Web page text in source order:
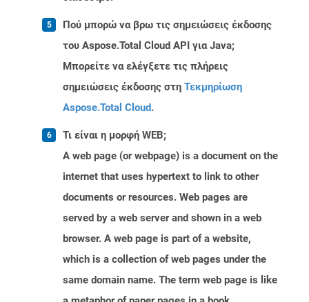
Πού μπορώ να βρω τις σημειώσεις έκδοσης
του Aspose.Total Cloud API για Java;
Μπορείτε να ελέγξετε τις πλήρεις
σημειώσεις έκδοσης στη Τεκμηρίωση
Aspose.Total Cloud.
Τι είναι η μορφή WEB;
A web page (or webpage) is a document on the
internet that uses hypertext to link to other
documents or resources. Web pages are
served by a web server and shown in a web
browser. A web page is part of a website,
which is a collection of web pages under the
same domain name. The term web page is like